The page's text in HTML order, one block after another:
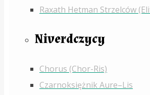
Raxath Hetman Strzelców
Niverdczycy
Chorus (Chor-Ris)
Czarnoksiężnik Aure–Lis